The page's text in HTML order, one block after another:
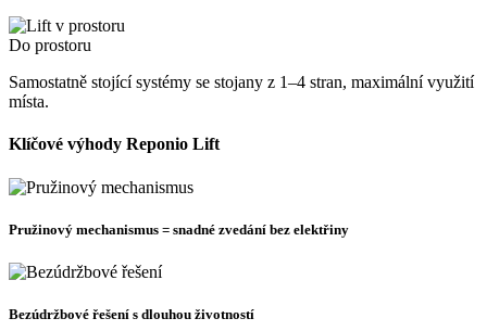
Do prostoru
Samostatně stojící systémy se stojany z 1–4 stran, maximální využití
místa.
Klíčové výhody Reponio Lift
Pružinový mechanismus = snadné zvedání bez elektřiny
Bezúdržbové řešení s dlouhou životností